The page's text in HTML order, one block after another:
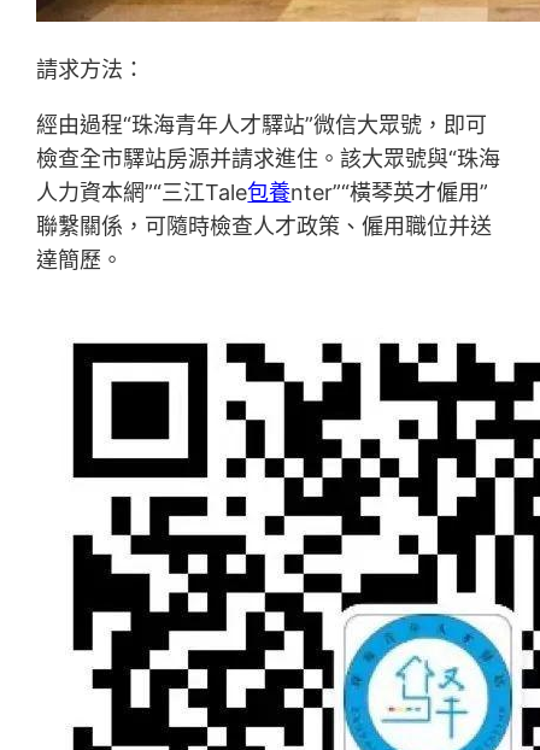
請求方法：
經由過程“珠海青年人才驛站”微信大眾號，即可
檢查全市驛站房源并請求進住。該大眾號與“珠海
人力資本網”“三江Tale包養nter”“橫琴英才僱用”
聯繫關係，可隨時檢查人才政策、僱用職位并送
達簡歷。